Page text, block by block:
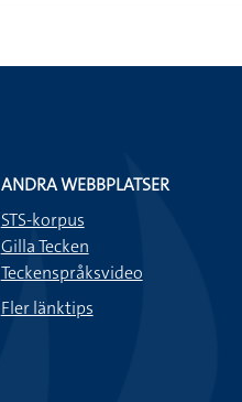
ANDRA WEBBPLATSER
STS-korpus
Gilla Tecken
Teckenspråksvideo
Fler länktips